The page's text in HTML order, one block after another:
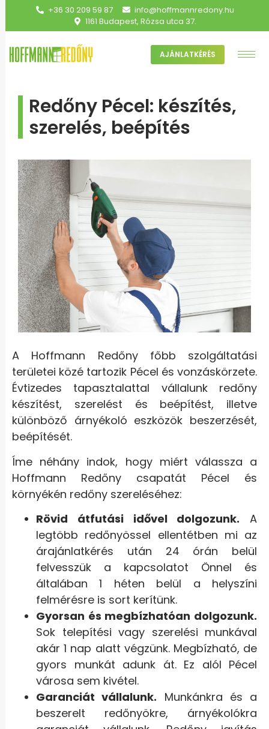
+36 30 209 59 87
info@hoffmannredony.hu
1161 Budapest, Rózsa utca 37.
AJÁNLATKÉRÉS
Redőny Pécel: készítés,
szerelés, beépítés
A Hoffmann Redőny főbb szolgáltatási
területei közé tartozik Pécel és vonzáskörzete.
Évtizedes tapasztalattal vállalunk redőny
készítést, szerelést és beépítést, illetve
különböző árnyékoló eszközök beszerzését,
beépítését.
Íme néhány indok, hogy miért válassza a
Hoffmann Redőny csapatát Pécel és
környékén redőny szereléséhez:
Rövid átfutási idővel dolgozunk. A
legtöbb redőnyössel ellentétben mi az
árajánlatkérés után 24 órán belül
felvesszük a kapcsolatot Önnel és
általában 1 héten belül a helyszíni
felmérésre is sort kerítünk.
Gyorsan és megbízhatóan dolgozunk.
Sok telepítési vagy szerelési munkával
akár 1 nap alatt végzünk. Megbízható, de
gyors munkát adunk át. Ez alól Pécel
városa sem kivétel.
Garanciát vállalunk. Munkánkra és a
beszerelt redőnyökre, árnyékolókra